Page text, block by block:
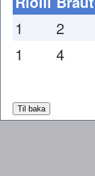
1 2
1
4